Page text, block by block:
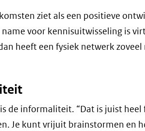
ziet als een positieve
voor kennisuitwisseling is
heeft een fysiek netwerk
de informaliteit. “Dat is juist
Je kunt vrijuit brainstormen en